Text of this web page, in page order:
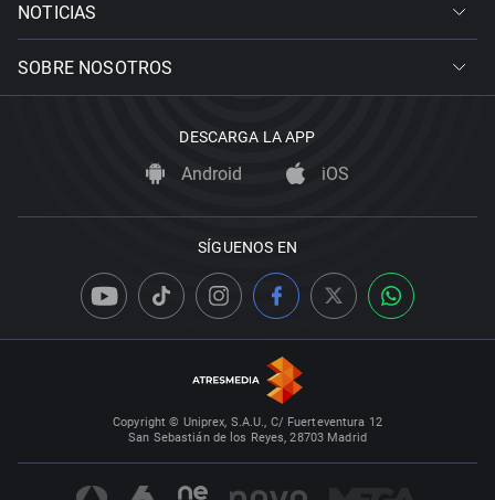
NOTICIAS
SOBRE NOSOTROS
DESCARGA LA APP
Android iOS
SÍGUENOS EN
Copyright © Uniprex, S.A.U., C/ Fuerteventura 12
San Sebastián de los Reyes, 28703 Madrid